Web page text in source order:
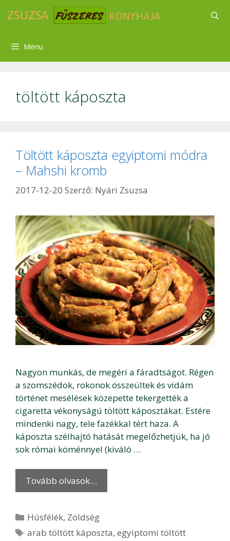
Menu
töltött káposzta
Töltött káposzta egyiptomi módra
– Mahshi kromb
2017-12-20 Szerző: Nyári Zsuzsa
Nagyon munkás, de megéri a fáradtságot. Régen
a szomszédok, rokonok összeültek és vidám
történet mesélések közepette tekergették a
cigaretta vékonyságú töltött káposztákat. Estére
mindenki nagy, tele fazékkal tért haza. A
káposzta szélhajtó hatását megelőzhetjük, ha jó
sok római köménnyel (kiváló …
Tovább olvasok…
Kategória
Húsfélék, Zöldség
Címkék
arab töltött káposzta,egyiptomi töltött